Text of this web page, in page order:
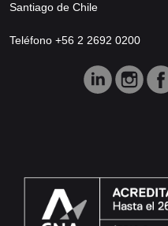
Santiago de Chile
Teléfono +56 2 2692 0200